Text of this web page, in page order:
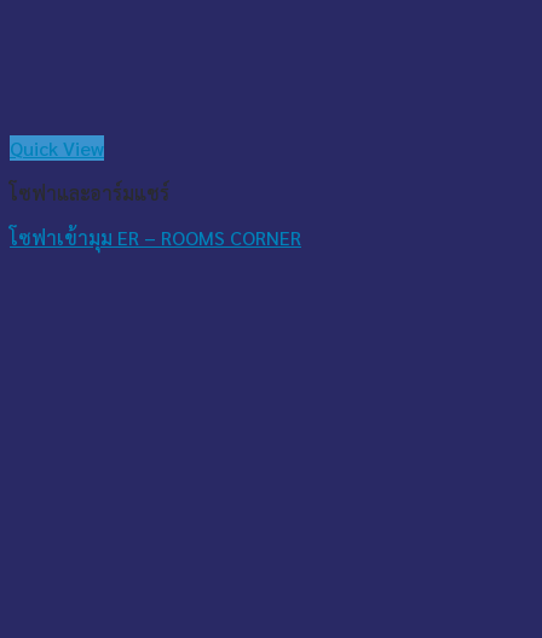
Quick View
โซฟาและอาร์มแชร์
โซฟาเข้ามุม ER – ROOMS CORNER